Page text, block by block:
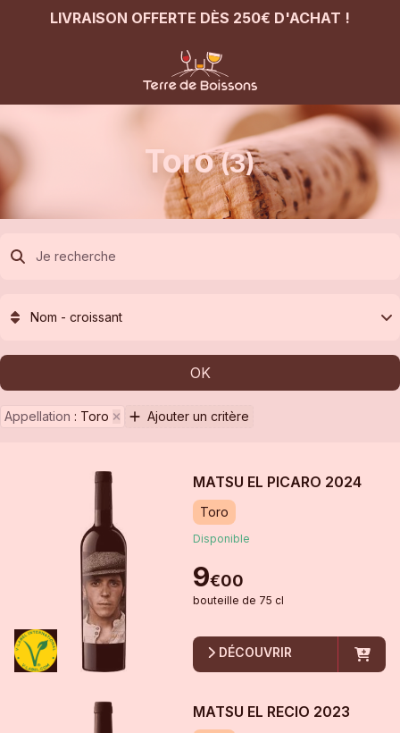
LIVRAISON OFFERTE DÈS 250€ D'ACHAT !
Toro(3)
Nom - croissant
OK
Appellation : Toro Ajouter un critère
MATSU EL PICARO 2024
Toro
Disponible
9€00
bouteille de 75 cl
DÉCOUVRIR
MATSU EL RECIO 2023